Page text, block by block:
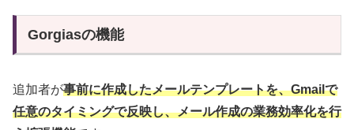
Gorgiasの機能
追加者が事前に作成したメールテンプレートを、Gmailで
任意のタイミングで反映し、メール作成の業務効率化を行